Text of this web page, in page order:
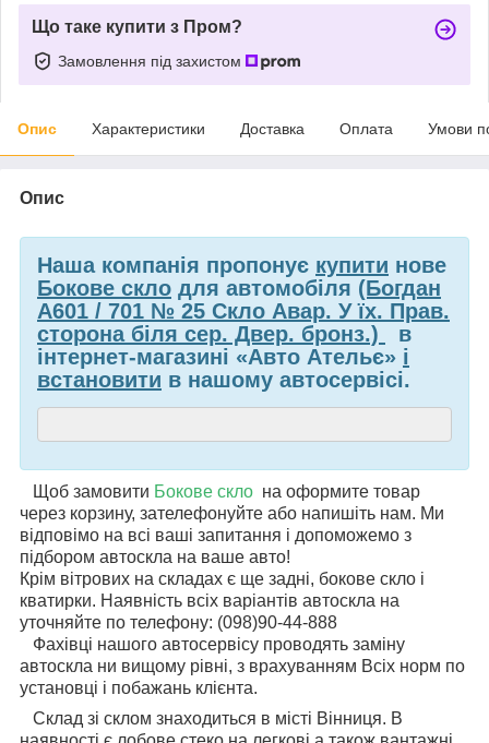
Що таке купити з Пром?
Замовлення під захистом
Опис Характеристики Доставка Оплата Умови
Опис
Наша компанія пропонує купити нове
Бокове скло для автомобіля (Богдан
А601 / 701 № 25 Скло Авар. У їх. Прав.
сторона біля сер. Двер. бронз.)
в
інтернет-магазині «Авто Ательє» і
встановити в нашому автосервісі.
Щоб замовити Бокове скло на оформите товар
через корзину, зателефонуйте або напишіть нам. Ми
відповімо на всі ваші запитання і допоможемо з
підбором автоскла на ваше авто!
Крім вітрових на складах є ще задні, бокове скло і
кватирки. Наявність всіх варіантів автоскла на
уточняйте по телефону: (098)90-44-888
Фахівці нашого автосервісу проводять заміну
автоскла ни вищому рівні, з врахуванням Всіх норм по
установці і побажань клієнта.
Склад зі склом знаходиться в місті Вінниця. В